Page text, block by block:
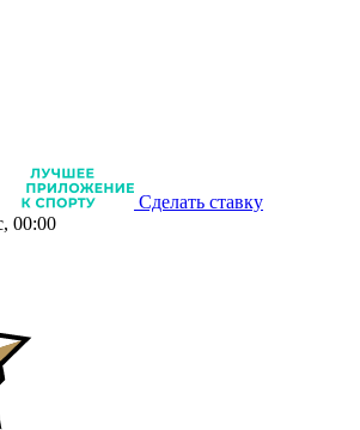
Сделать ставку
00:00